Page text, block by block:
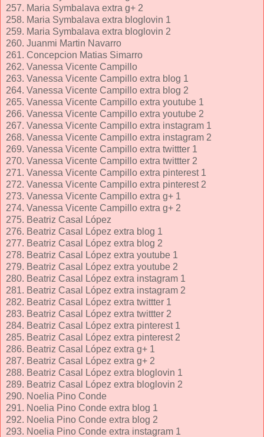
257. Maria Symbalava extra g+ 2
258. Maria Symbalava extra bloglovin 1
259. Maria Symbalava extra bloglovin 2
260. Juanmi Martin Navarro
261. Concepcion Matias Simarro
262. Vanessa Vicente Campillo
263. Vanessa Vicente Campillo extra blog 1
264. Vanessa Vicente Campillo extra blog 2
265. Vanessa Vicente Campillo extra youtube 1
266. Vanessa Vicente Campillo extra youtube 2
267. Vanessa Vicente Campillo extra instagram 1
268. Vanessa Vicente Campillo extra instagram 2
269. Vanessa Vicente Campillo extra twittter 1
270. Vanessa Vicente Campillo extra twittter 2
271. Vanessa Vicente Campillo extra pinterest 1
272. Vanessa Vicente Campillo extra pinterest 2
273. Vanessa Vicente Campillo extra g+ 1
274. Vanessa Vicente Campillo extra g+ 2
275. Beatriz Casal López
276. Beatriz Casal López extra blog 1
277. Beatriz Casal López extra blog 2
278. Beatriz Casal López extra youtube 1
279. Beatriz Casal López extra youtube 2
280. Beatriz Casal López extra instagram 1
281. Beatriz Casal López extra instagram 2
282. Beatriz Casal López extra twittter 1
283. Beatriz Casal López extra twittter 2
284. Beatriz Casal López extra pinterest 1
285. Beatriz Casal López extra pinterest 2
286. Beatriz Casal López extra g+ 1
287. Beatriz Casal López extra g+ 2
288. Beatriz Casal López extra bloglovin 1
289. Beatriz Casal López extra bloglovin 2
290. Noelia Pino Conde
291. Noelia Pino Conde extra blog 1
292. Noelia Pino Conde extra blog 2
293. Noelia Pino Conde extra instagram 1